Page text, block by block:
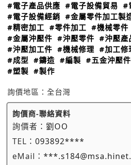
#電子產品供應 #電子設備貿易 #
#電子設備經銷 #金屬零件加工製
#精密加工 #零件加工 #機械零件
#金屬沖壓件 #沖壓零件 #沖壓產
#沖壓加工件 #機械修理 #加工修
#成型 #鑄造 #編製 #五金沖壓件
#塑製 #製作
詢價地區： 全台灣
詢價商-聯絡資料
詢價者： 劉OO
TEL： 093892****
eMail：